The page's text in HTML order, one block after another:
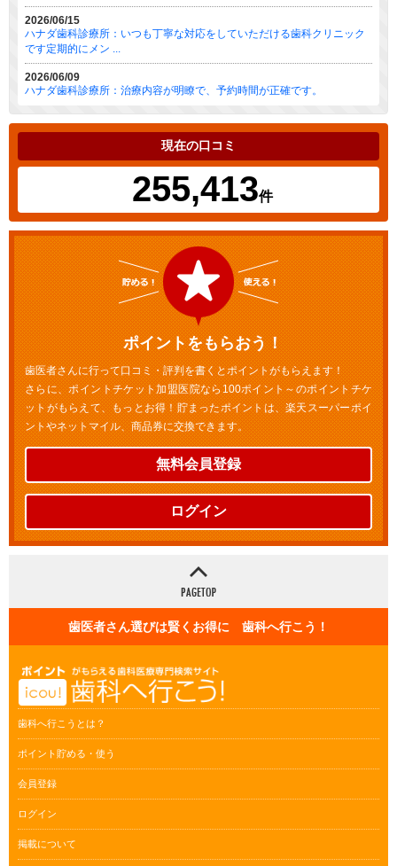
2026/06/15
ハナダ歯科診療所：いつも丁寧な対応をしていただける歯科クリニック
です定期的にメン ...
2026/06/09
ハナダ歯科診療所：治療内容が明瞭で、予約時間が正確です。
現在の口コミ
255,413件
ポイントをもらおう！
歯医者さんに行って口コミ・評判を書くとポイントがもらえます！
さらに、ポイントチケット加盟医院なら100ポイント～のポイントチケ
ットがもらえて、もっとお得！貯まったポイントは、楽天スーパーポイ
ントやネットマイル、商品券に交換できます。
無料会員登録
ログイン
歯医者さん選びは賢くお得に 歯科へ行こう！
歯科へ行こうとは？
ポイント貯める・使う
会員登録
ログイン
掲載について